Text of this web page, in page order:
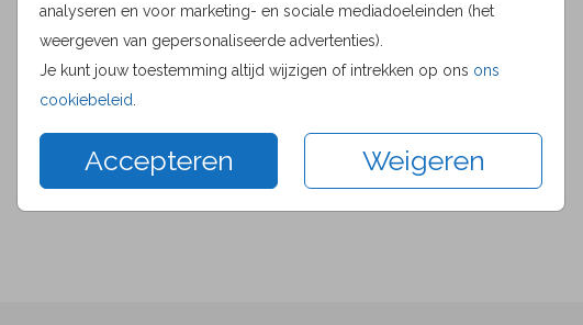
analyseren en voor marketing- en sociale mediadoeleinden (het
weergeven van gepersonaliseerde advertenties).
Je kunt jouw toestemming altijd wijzigen of intrekken op ons ons
cookiebeleid
Accepteren Weigeren15 × 15 cm
Enveloppen